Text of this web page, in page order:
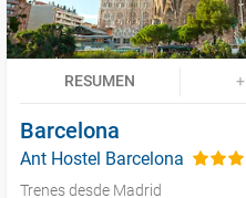
RESUMEN
Barcelona
Ant Hostel Barcelona
Trenes desde Madrid